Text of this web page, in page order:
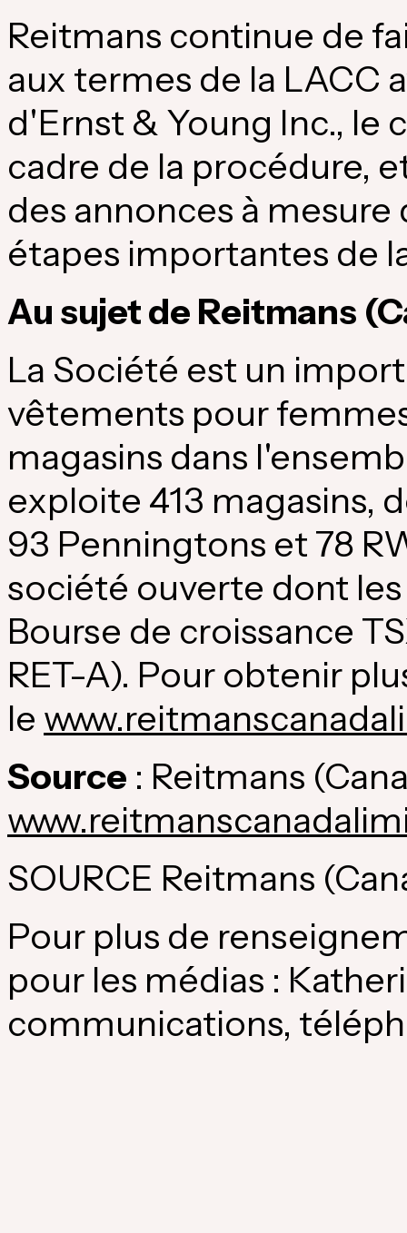
Reitmans continue de
aux termes de la LACC
d'Ernst & Young Inc., le
cadre de la procédure,
des annonces à
étapes importantes de
Au sujet de Reitmans (
La Société est un
vêtements pour
magasins dans
exploite 413 magasins,
93 Penningtons et 78
société ouverte dont
Bourse de croissance
RET-A). Pour obtenir
le
Source : Reitmans (
SOURCE Reitmans (
Pour plus de
pour les médias :
communications,